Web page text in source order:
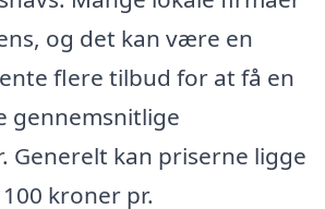
og det kan være en
flere tilbud for at få en
gennemsnitlige
Generelt kan priserne ligge
kroner pr.